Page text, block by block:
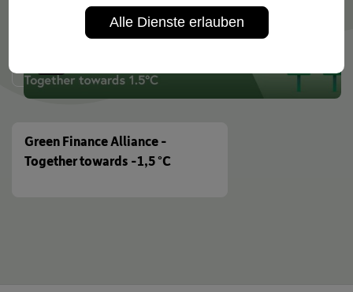
Green Finance Alliance -
Together towards -1,5 °C
Alle Dienste erlauben